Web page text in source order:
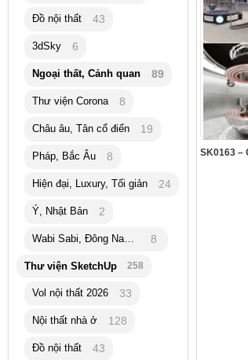
Đồ nội thất 43
3dSky 6
Ngoại thất, Cảnh quan 89
Thư viện Corona 8
Châu âu, Tân cổ điển 19
Pháp, Bắc Âu 8
Hiện đại, Luxury, Tối giản 24
Ý, Nhật Bản 2
Wabi Sabi, Đông Nam Á 8
Thư viện SketchUp 258
Vol nội thất 2026 33
Nội thất nhà ở 128
Đồ nội thất 43